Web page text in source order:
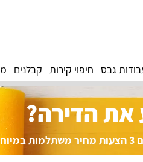
גבס חיפוי קירות קבלנים
את הדירה?